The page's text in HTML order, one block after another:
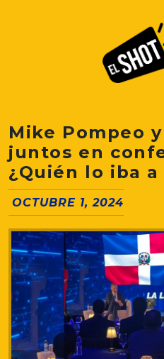
Mike Pompeo
juntos en
¿Quién lo iba
OCTUBRE 1, 2024